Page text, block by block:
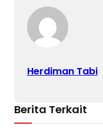
Herdiman Tabi
Berita Terkait